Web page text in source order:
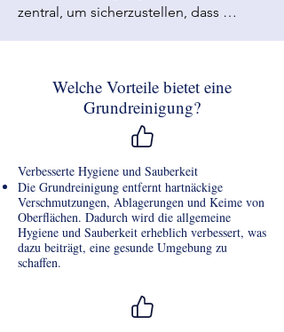
zentral, um sicherzustellen, dass
Arbeitsumgebung erhalten wird.
Welche Vorteile bietet eine
Grundreinigung?
Verbesserte Hygiene und Sauberkeit
Die Grundreinigung entfernt hartnäckige
Verschmutzungen, Ablagerungen und Keime von
Oberflächen. Dadurch wird die allgemeine
Hygiene und Sauberkeit erheblich verbessert, was
dazu beiträgt, eine gesunde Umgebung zu
schaffen.